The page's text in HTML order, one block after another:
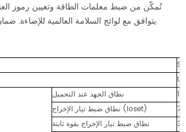
NFCAPP. يتوافق مع لوائح السلامة العالمية للإضاءة. ضمان ٧ سنوات.
نطاق الجهد عند التحميل
نطاق ضبط تيار الإخراج (loset)
نطاق ضبط تيار الإخراج بقوة ثابتة